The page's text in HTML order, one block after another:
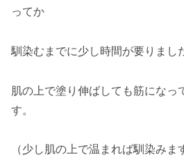
ってか
馴染むまでに少し時間が要りまし
肌の上で塗り伸ばしても筋になっ
す。
（少し肌の上で温まれば馴染み